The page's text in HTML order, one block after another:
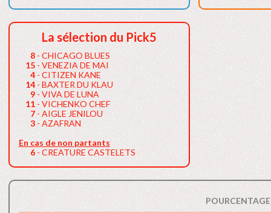
La sélection du Pick5
8- CHICAGO BLUES
15- VENEZIA DE MAI
4- CITIZEN KANE
14- BAXTER DU KLAU
9- VIVA DE LUNA
11- VICHENKO CHEF
7- AIGLE JENILOU
3- AZAFRAN
En cas de non partants
6- CREATURE CASTELETS